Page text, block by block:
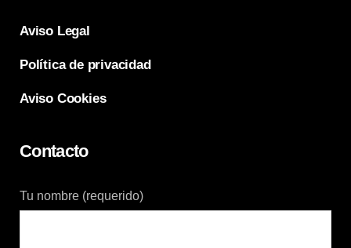
Aviso Legal
Política de privacidad
Aviso Cookies
Contacto
Tu nombre (requerido)